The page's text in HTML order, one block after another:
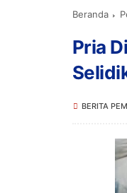
Beranda
Pria
BERITA